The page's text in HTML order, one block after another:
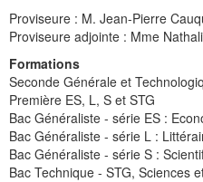
Proviseure : M. Jean-Pierre
Proviseure adjointe : Mme
Formations
Seconde Générale et
Première ES, L, S et STG
Bac Généraliste - série ES :
Bac Généraliste - série L :
Bac Généraliste - série S :
Bac Technique - STG, Sciences